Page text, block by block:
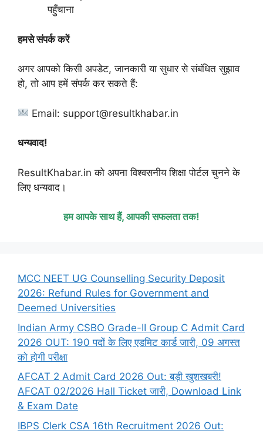
पहुँचाना
हमसे संपर्क करें
अगर आपको किसी अपडेट, जानकारी या सुधार से संबंधित सुझाव
हो, तो आप हमें संपर्क कर सकते हैं:
Email: support@resultkhabar.in
धन्यवाद!
ResultKhabar.in को अपना विश्वसनीय शिक्षा पोर्टल चुनने के
लिए धन्यवाद।
हम आपके साथ हैं, आपकी सफलता तक!
MCC NEET UG Counselling Security Deposit
2026: Refund Rules for Government and
Deemed Universities
Indian Army CSBO Grade-II Group C Admit Card
2026 OUT: 190 पदों के लिए एडमिट कार्ड जारी, 09 अगस्त
को होगी परीक्षा
AFCAT 2 Admit Card 2026 Out: बड़ी खुशखबरी!
AFCAT 02/2026 Hall Ticket जारी, Download Link
& Exam Date
IBPS Clerk CSA 16th Recruitment 2026 Out: